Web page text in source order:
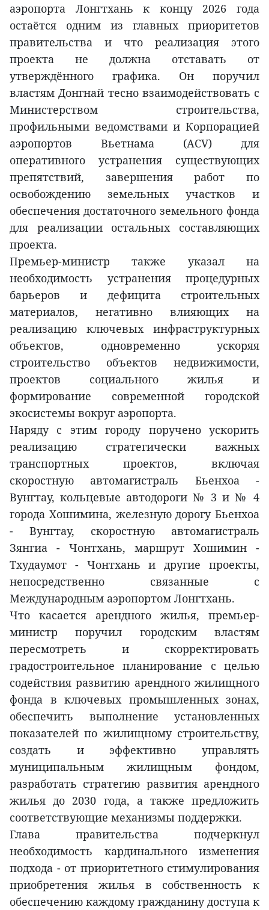
аэропорта Лонгтхань к концу 2026 года
остаётся одним из главных приоритетов
правительства и что реализация этого
проекта не должна отставать от
утверждённого графика. Он поручил
властям Донгнай тесно взаимодействовать с
Министерством строительства,
профильными ведомствами и Корпорацией
аэропортов Вьетнама (ACV) для
оперативного устранения существующих
препятствий, завершения работ по
освобождению земельных участков и
обеспечения достаточного земельного фонда
для реализации остальных составляющих
проекта.
Премьер-министр также указал на
необходимость устранения процедурных
барьеров и дефицита строительных
материалов, негативно влияющих на
реализацию ключевых инфраструктурных
объектов, одновременно ускоряя
строительство объектов недвижимости,
проектов социального жилья и
формирование современной городской
экосистемы вокруг аэропорта.
Наряду с этим городу поручено ускорить
реализацию стратегически важных
транспортных проектов, включая
скоростную автомагистраль Бьенхоа -
Вунгтау, кольцевые автодороги № 3 и № 4
города Хошимина, железную дорогу Бьенхоа
- Вунгтау, скоростную автомагистраль
Зянгиа - Чонтхань, маршрут Хошимин -
Тхудаумот - Чонтхань и другие проекты,
непосредственно связанные с
Международным аэропортом Лонгтхань.
Что касается арендного жилья, премьер-
министр поручил городским властям
пересмотреть и скорректировать
градостроительное планирование с целью
содействия развитию арендного жилищного
фонда в ключевых промышленных зонах,
обеспечить выполнение установленных
показателей по жилищному строительству,
создать и эффективно управлять
муниципальным жилищным фондом,
разработать стратегию развития арендного
жилья до 2030 года, а также предложить
соответствующие механизмы поддержки.
Глава правительства подчеркнул
необходимость кардинального изменения
подхода - от приоритетного стимулирования
приобретения жилья в собственность к
обеспечению каждому гражданину доступа к